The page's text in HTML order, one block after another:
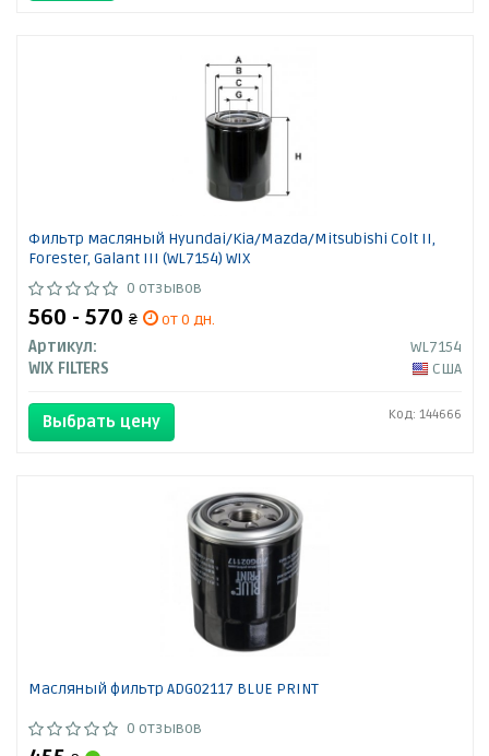
Фильтр масляный Hyundai/Kia/Mazda/Mitsubishi Colt II,
Forester, Galant III (WL7154) WIX
0 отзывов
560 - 570 ₴
от 0 дн.
Артикул:
WL7154
WIX FILTERS
США
Выбрать цену Код: 144666
Масляный фильтр ADG02117 BLUE PRINT
0 отзывов